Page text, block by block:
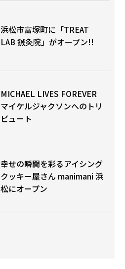
浜松市富塚町に「TREAT
LAB 鍼灸院」がオープン!!
MICHAEL LIVES FOREVER
マイケルジャクソンへのトリ
ビュート
幸せの瞬間を彩るアイシング
クッキー屋さん manimani 浜
松にオープン